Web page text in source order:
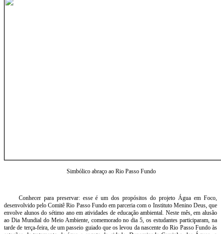
Simbólico abraço ao Rio Passo Fundo
Conhecer para preservar: esse é um dos propósitos do projeto Água em Foco,
desenvolvido pelo Comitê Rio Passo Fundo em parceria com o Instituto Menino Deus, que
envolve alunos do sétimo ano em atividades de educação ambiental. Neste mês, em alusão
ao Dia Mundial do Meio Ambiente, comemorado no dia 5, os estudantes participaram, na
tarde de terça-feira, de um passeio guiado que os levou da nascente do Rio Passo Fundo às